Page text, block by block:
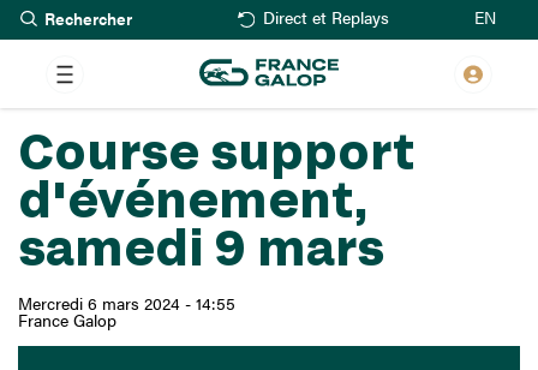
Aller
au
contenu
principal
Rechercher Direct et Replays EN
Course support
d'événement,
samedi 9 mars
Mercredi 6 mars 2024 - 14:55
France Galop